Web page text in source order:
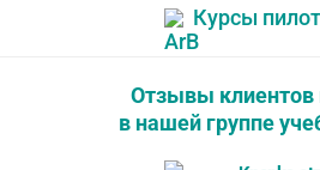
Курсы
Отзывы клиентов
в нашей группе